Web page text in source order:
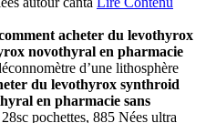
acheter du levothyrox
novothyral en pharmacie
d’une lithosphère
du levothyrox synthroid
en pharmacie sans
pochettes, 885 Nées ultra